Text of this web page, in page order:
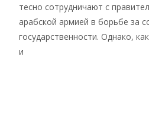
тесно сотрудничают с
арабской армией в борьбе за
государственности. Однако,
и